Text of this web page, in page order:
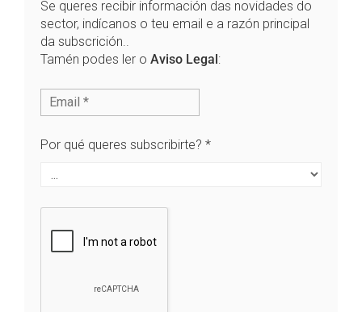
Se queres recibir información das novidades do
sector, indícanos o teu email e a razón principal
da subscrición..
Tamén podes ler o Aviso Legal:
Por qué queres subscribirte? *